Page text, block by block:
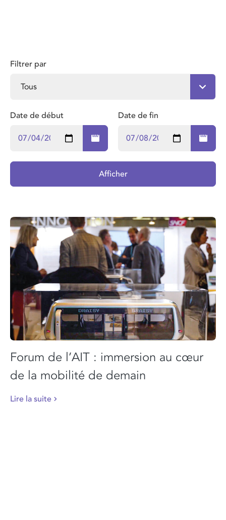
Filtrer par
Date de début Date de fin
Afficher
Forum de l’AIT : immersion au cœur
de la mobilité de demain
Lire la suite